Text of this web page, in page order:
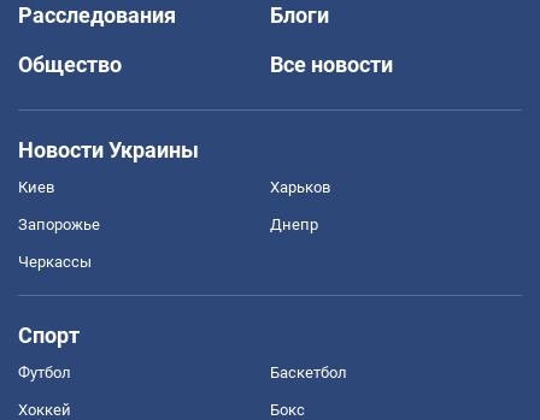
Расследования
Блоги
Общество
Все новости
Новости Украины
Киев Харьков
Запорожье Днепр
Черкассы
Спорт
Футбол Баскетбол
Хоккей Бокс